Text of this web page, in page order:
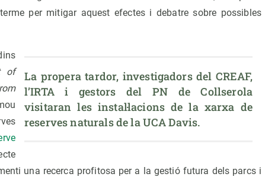
per mitigar aquest efectes i debatre sobre possibles
La propera tardor, investigadors del CREAF,
l’IRTA i gestors del PN de Collserola
visitaran les instal·lacions de la xarxa de
reserves naturals de la UCA Davis.
of
una recerca profitosa per a la gestió futura dels parcs i